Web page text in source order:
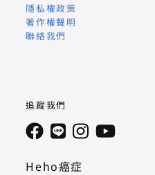
Heho癌症
隱私權政策
著作權聲明
聯絡我們
追蹤我們